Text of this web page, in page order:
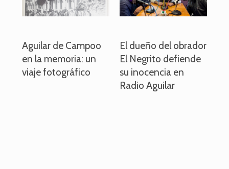
Aguilar de Campoo
en la memoria: un
viaje fotográfico
El dueño del obrador
El Negrito defiende
su inocencia en
Radio Aguilar